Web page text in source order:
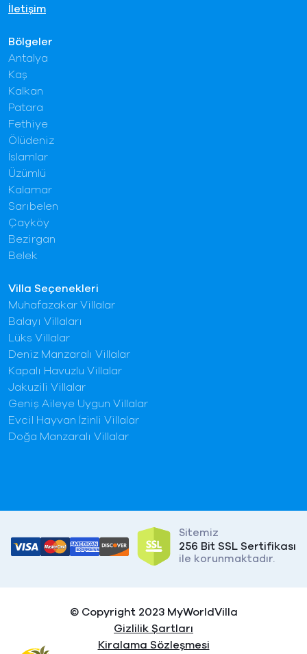
Villa Seçenekleri
Muhafazakar Villalar
Balayı Villaları
Lüks Villalar
Deniz Manzaralı Villalar
Kapalı Havuzlu Villalar
Jakuzili Villalar
Geniş Aileye Uygun Villalar
Evcil Hayvan İzinli Villalar
Doğa Manzaralı Villalar
Bölgeler
Antalya
Kaş
Kalkan
Patara
Fethiye
Ölüdeniz
İslamlar
Üzümlü
Kalamar
Sarıbelen
Çayköy
Bezirgan
Belek
İletişim
Sitemiz
256 Bit SSL Sertifikası
ile korunmaktadır.
© Copyright 2023 MyWorldVilla
Gizlilik Şartları
Kiralama Sözleşmesi